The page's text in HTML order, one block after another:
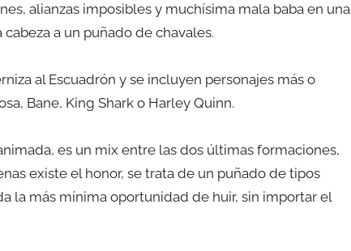
alianzas imposibles y muchísima mala baba en una
a un puñado de chavales.
al Escuadrón y se incluyen personajes más o
Bane, King Shark o Harley Quinn.
es un mix entre las dos últimas formaciones,
existe el honor, se trata de un puñado de tipos
la más mínima oportunidad de huir, sin importar el